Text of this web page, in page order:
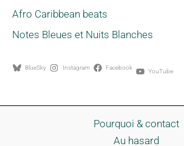
Afro Caribbean beats
Notes Bleues et Nuits Blanches
BlueSky Instagram Facebook YouTube
Pourquoi & contact
Au hasard